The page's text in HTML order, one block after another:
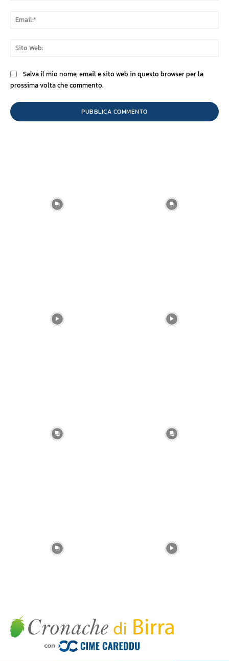
Salva il mio nome, email e sito web in questo browser per la
prossima volta che commento.